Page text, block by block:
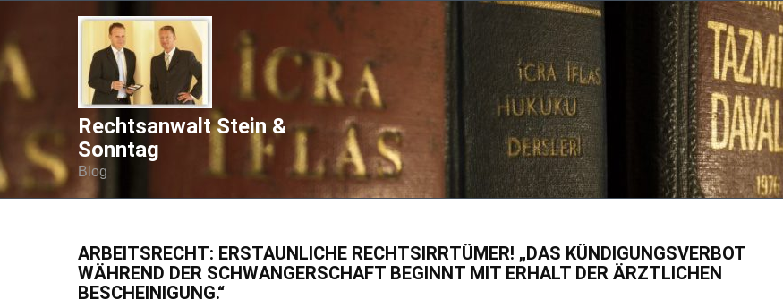
Rechtsanwalt Stein &
Sonntag
Blog
ARBEITSRECHT: ERSTAUNLICHE RECHTSIRRTÜMER! „DAS KÜNDIGUNGSVERBOT
WÄHREND DER SCHWANGERSCHAFT BEGINNT MIT ERHALT DER ÄRZTLICHEN
BESCHEINIGUNG.“